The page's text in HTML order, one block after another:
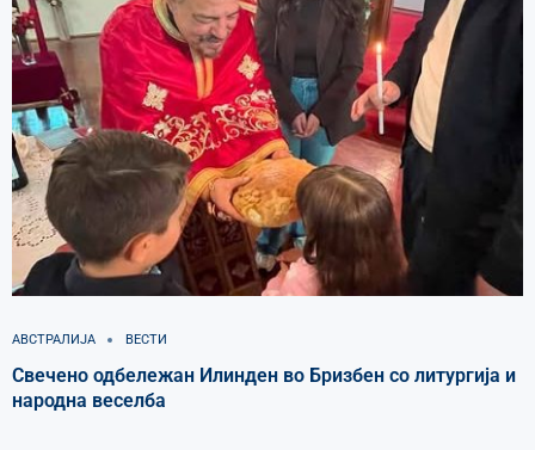
АВСТРАЛИЈА ВЕСТИ
Свечено одбележан Илинден во Бризбен со литургија и
народна веселба